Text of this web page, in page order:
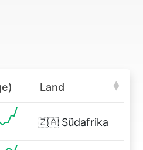
Land
🇿🇦 Südafrika